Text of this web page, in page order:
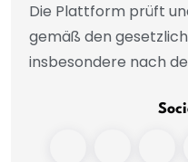
Die Plattform prüft
gemäß den
insbesondere nach